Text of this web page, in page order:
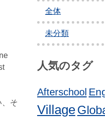
そ
全体
未分類
人気のタグ
Afterschool
Village